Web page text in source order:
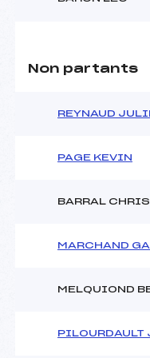
Non partants
REYNAUD
PAGE KEVIN
BARRAL
MARCHAND
MELQUIOND
PILOURDAULT